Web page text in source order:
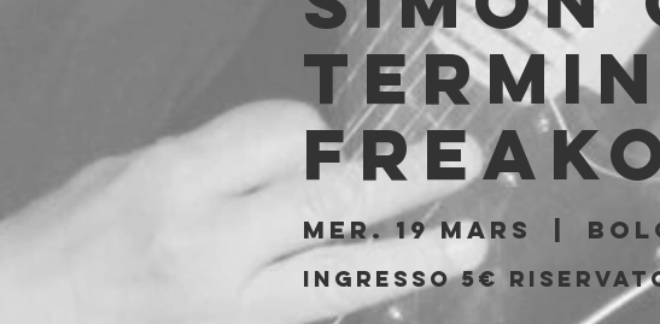
mer. 19 mars
Ingresso 5€